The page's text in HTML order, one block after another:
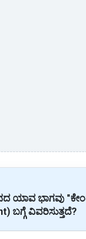
ಯಾವ ಭಾಗವು
ಬಗ್ಗೆ ವಿವರಿಸುತ್ತದೆ?